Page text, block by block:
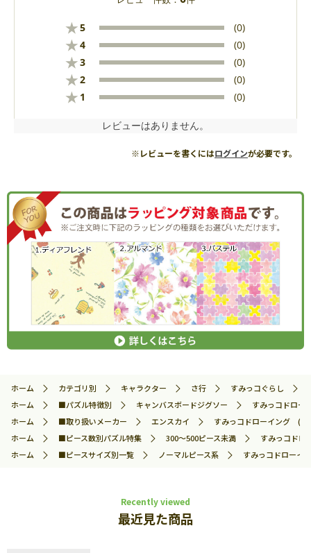
★5 (0)
★4 (0)
★3 (0)
★2 (0)
★ 1 (0)
レビューはありません。
※レビューを書くにはログインが必要です。
ホーム カテゴリ別 キャラクター さ行 すみっコぐらし
ホーム
■パズル特徴別 キャンバスボードジグソー
すみっコドロ
ホーム
■取り扱いメーカー エンスカイ
すみっコドローイング (
ホーム
■ピース数別パズル特集 300～500ピース未満
すみっコド
ホーム
■ピースサイズ別一覧 ノーマルピース系 すみっコドロー
Recently viewed
最近見た商品